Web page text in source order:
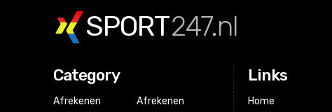
SPORT247.nl
Category
Afrekenen
Afrekenen
Links
Home